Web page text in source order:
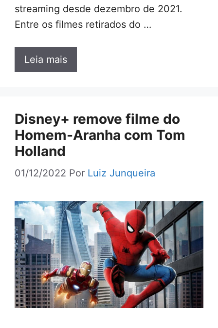
streaming desde dezembro de 2021.
Entre os filmes retirados do …
Leia mais
Disney+ remove filme do
Homem-Aranha com Tom
Holland
01/12/2022 Por Luiz Junqueira